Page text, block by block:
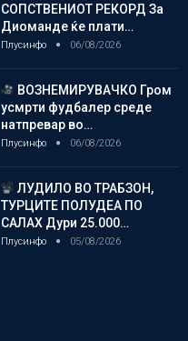
СОПСТВЕНИОТ РЕКОРД За
Диоманде ќе плати…
Плусинфо 06/08/2026
ВОЗНЕМИРУВАЧКО Гром
усмрти фудбалер среде
натпревар во…
Плусинфо 06/08/2026
ЛУДИЛО ВО ТРАБЗОН,
ТУРЦИТЕ ПОЛУДЕА ПО
САЛАХ Дури 25.000…
Плусинфо 05/08/2026